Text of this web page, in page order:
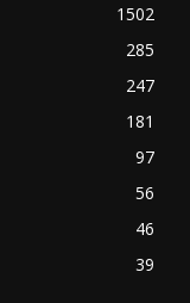
1502
285
247
181
97
56
46
39